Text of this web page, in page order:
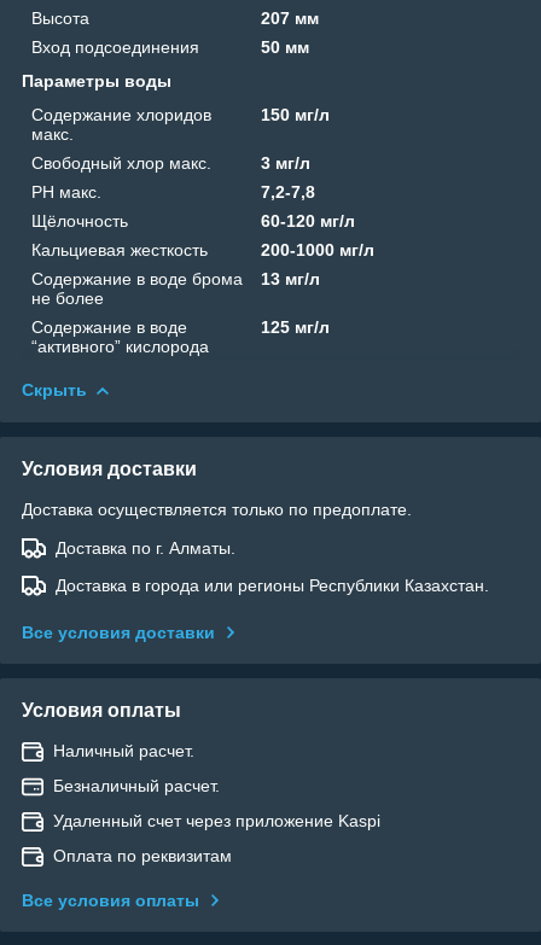
Высота
207 мм
Вход подсоединения
50 мм
Параметры воды
Содержание хлоридов
макс.
150 мг/л
Свободный хлор макс.
3 мг/л
PH макс.
7,2-7,8
Щёлочность
60-120 мг/л
Кальциевая жесткость
200-1000 мг/л
Содержание в воде брома
не более
13 мг/л
Содержание в воде
“активного” кислорода
125 мг/л
Скрыть
Условия доставки
Доставка осуществляется только по предоплате.
Доставка по г. Алматы.
Доставка в города или регионы Республики Казахстан.
Все условия доставки
Условия оплаты
Наличный расчет.
Безналичный расчет.
Удаленный счет через приложение Kaspi
Оплата по реквизитам
Все условия оплаты